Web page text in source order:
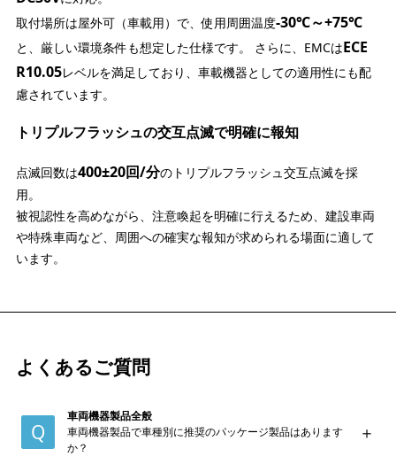
取付場所は屋外可（車載用）で、使用周囲温度-30℃～+75℃
と、厳しい環境条件も想定した仕様です。 さらに、EMCはECE
R10.05レベルを満足しており、車載機器としての適用性にも配
慮されています。
トリプルフラッシュの交互点滅で明確に報知
点滅回数は400±20回/分のトリプルフラッシュ交互点滅を採
用。
被視認性を高めながら、注意喚起を明確に行えるため、建設車両
や特殊車両など、周囲への確実な報知が求められる場面に適して
います。
よくあるご質問
車両機器製品全般
車両機器製品で車種別に推奨のパッケージ製品はあります
か？